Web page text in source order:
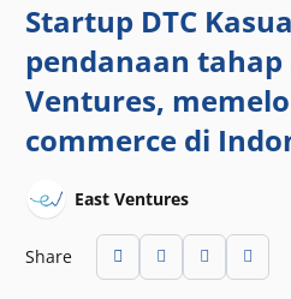
Startup DTC
pendanaan
Ventures,
commerce di
East Ventures
Share